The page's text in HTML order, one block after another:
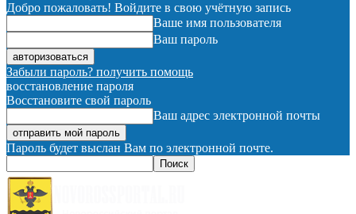
Добро пожаловать! Войдите в свою учётную запись
Ваше имя пользователя
Ваш пароль
Забыли пароль? получить помощь
восстановление пароля
Восстановите свой пароль
Ваш адрес электронной почты
Пароль будет выслан Вам по электронной почте.